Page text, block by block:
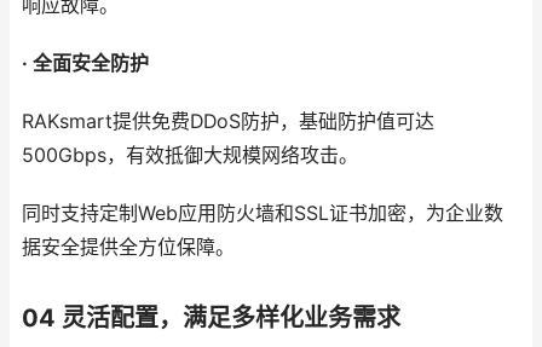
响应故障。
· 全面安全防护
RAKsmart提供免费DDoS防护，基础防护值可达
500Gbps，有效抵御大规模网络攻击。
同时支持定制Web应用防火墙和SSL证书加密，为企业数
据安全提供全方位保障。
04 灵活配置，满足多样化业务需求